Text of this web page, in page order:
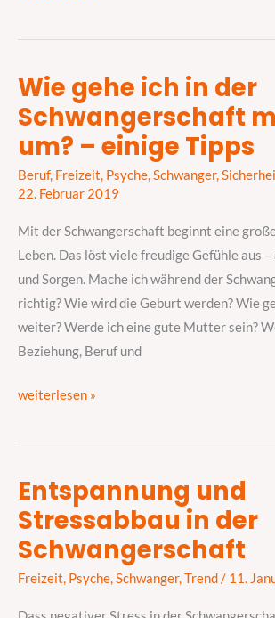
Wie gehe ich in der
Schwangerschaft
um? – einige Tipps
Beruf, Freizeit, Psyche,Schwanger,
22. Februar 2019
Mit der Schwangerschaft beginnt eine
Leben. Das löst viele freudige Gefühle aus
und Sorgen. Mache ich während der
richtig? Wie wird die Geburt werden? Wie
weiter? Werde ich eine gute Mutter sein?
Beziehung, Beruf und
Wie
gehe
in
der
mit
Stress
um?
–
einige
Tipps
weiterlesen »
Entspannung und
Stressabbau in der
Schwangerschaft
Freizeit, Psyche,Schwanger,Trend/ 11.
Entspannung
und
in
der
Schwangerschaft